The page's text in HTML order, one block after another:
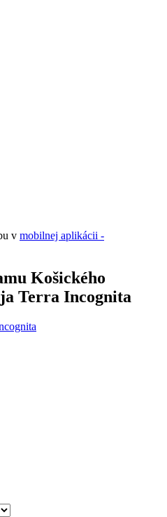
v mobilnej aplikácii -
Košického
Terra Incognita